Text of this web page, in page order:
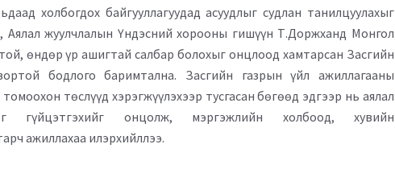
холбогдох байгууллагуудад асуудлыг судлан танилцуулахыг
жуулчлалын Үндэсний хорооны гишүүн Т.Доржханд Монгол
өндөр үр ашигтай салбар болохыг онцлоод хамтарсан Засгийн
бодлого баримтална. Засгийн газрын үйл ажиллагааны
төслүүд хэрэгжүүлэхээр тусгасан бөгөөд эдгээр нь аялал
гүйцэтгэхийг онцолж, мэргэжлийн холбоод, хувийн
ажиллахаа илэрхийллээ.